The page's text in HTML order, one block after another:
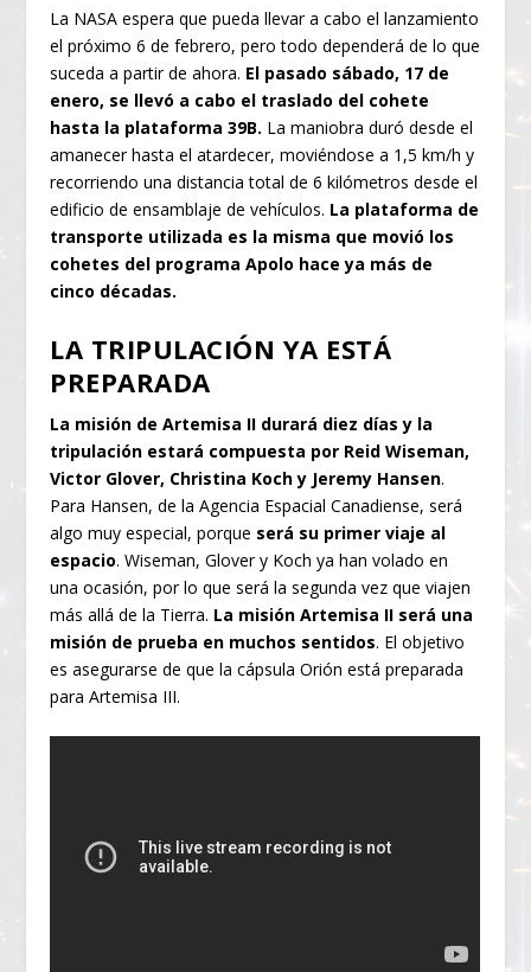
La NASA espera que pueda llevar a cabo el lanzamiento
el próximo 6 de febrero, pero todo dependerá de lo que
suceda a partir de ahora. El pasado sábado, 17 de
enero, se llevó a cabo el traslado del cohete
hasta la plataforma 39B. La maniobra duró desde el
amanecer hasta el atardecer, moviéndose a 1,5 km/h y
recorriendo una distancia total de 6 kilómetros desde el
edificio de ensamblaje de vehículos. La plataforma de
transporte utilizada es la misma que movió los
cohetes del programa Apolo hace ya más de
cinco décadas.
LA TRIPULACIÓN YA ESTÁ
PREPARADA
La misión de Artemisa II durará diez días y la
tripulación estará compuesta por Reid Wiseman,
Victor Glover, Christina Koch y Jeremy Hansen.
Para Hansen, de la Agencia Espacial Canadiense, será
algo muy especial, porque será su primer viaje al
espacio. Wiseman, Glover y Koch ya han volado en
una ocasión, por lo que será la segunda vez que viajen
más allá de la Tierra. La misión Artemisa II será una
misión de prueba en muchos sentidos. El objetivo
es asegurarse de que la cápsula Orión está preparada
para Artemisa III.